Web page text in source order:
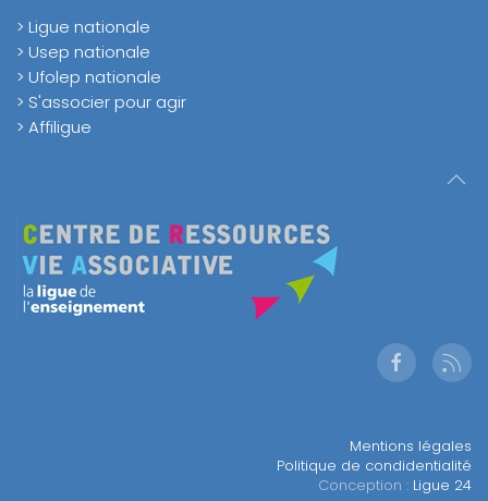
> Ligue nationale
> Usep nationale
> Ufolep nationale
> S'associer pour agir
> Affiligue
Mentions légales
Politique de condidentialité
Conception : Ligue 24